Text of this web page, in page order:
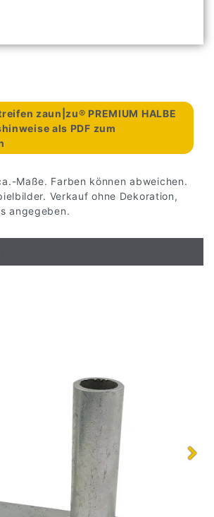
zaun|zu® PREMIUM HALBE
als PDF zum
Maße. Farben können abweichen.
Verkauf ohne Dekoration,
angegeben.